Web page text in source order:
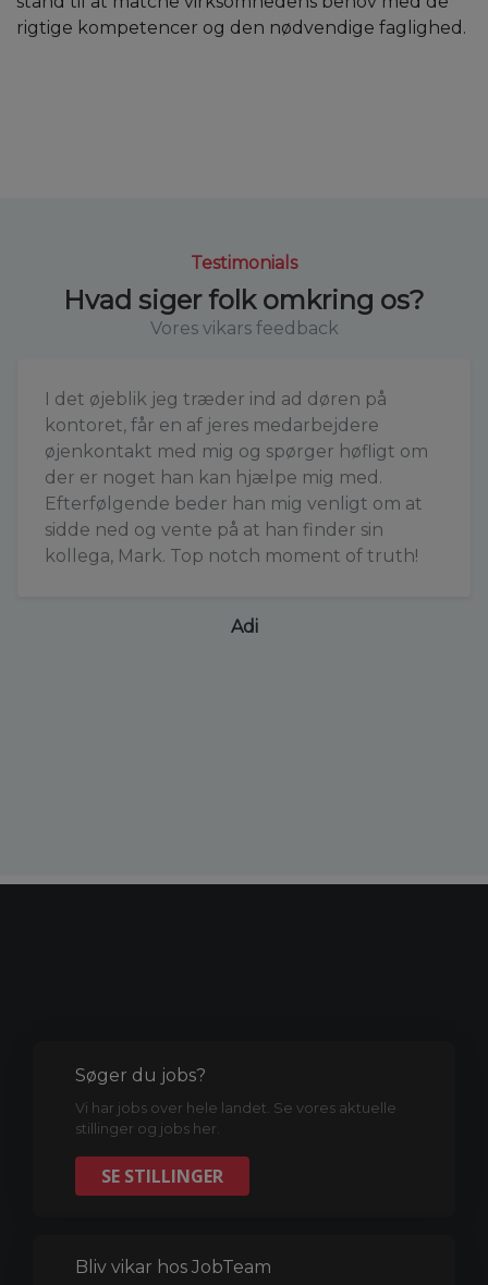
rigtige kompetencer og den nødvendige faglighed.
Testimonials
Hvad siger folk omkring os?
Vores vikars feedback
I det øjeblik jeg træder ind ad døren på
kontoret, får en af jeres medarbejdere
øjenkontakt med mig og spørger høfligt om
der er noget han kan hjælpe mig med.
Efterfølgende beder han mig venligt om at
sidde ned og vente på at han finder sin
kollega, Mark. Top notch moment of truth!
Adi
Søger du jobs?
Vi har jobs over hele landet. Se vores aktuelle
stillinger og jobs her.
SE STILLINGER
Bliv vikar hos JobTeam